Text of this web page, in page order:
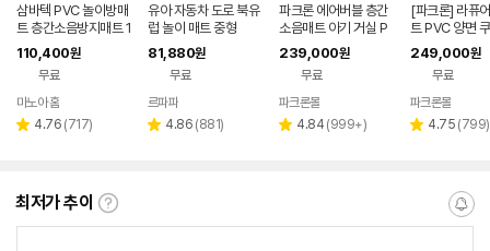
삼바텍 PVC 놀이방매
트 층간소음방지매트 1
40x100cm 1+1
110,400원
무료
페이
마노아 홈
별 4.76 리
(717)
유아 자동차 도로 북유
럽 놀이 매트 중형
81,880원
무료
페이
르파파
별 4.86 리
(881)
파크론 에어버블 층간
소음매트 아기 거실 P
VC 놀이방매트 유아
베베블록 210x150x
4cm
239,000원
무료
파크론몰
별 4.84 리
(999+)
[파크론] 라퓨
트 PVC 양면
이방매트 고급
249,000원
무료
파크론몰
별 4.75 리
(799)
최저가 추이
최
알